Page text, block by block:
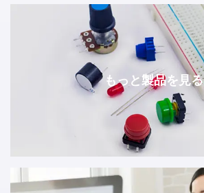
もっと製品を見る